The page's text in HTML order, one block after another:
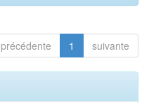
précédente 1 suivante